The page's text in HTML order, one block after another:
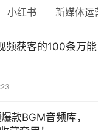
小红书 新媒体运营
频获客的100条万能
款BGM音频库，